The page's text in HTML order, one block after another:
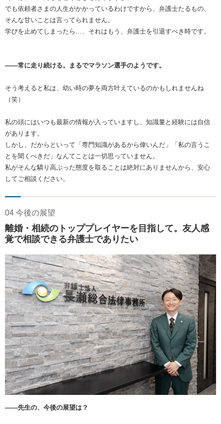
でも依頼者さまの人生がかかっているわけですから、弁護士たるもの、
そんな甘いことは言ってられません。
学びを止めてしまったら…、それはもう、弁護士を引退すべき時です。
――常に走り続ける。まるでマラソン選手のようです。
そう考えると私は、幼い時の夢を両方叶えているのかもしれませんね
（笑）
私の頭にはいつも最新の情報が入っていますし、知識量と経験には自信
があります。
しかし、だからといって「専門知識があるから偉いんだ」「私の言うこ
とを聞くべきだ」なんてことは一切思っていません。
私がそんな驕り高ぶった態度を取ることは絶対にありませんから、安心
してご相談ください。
04 今後の展望
離婚・相続のトッププレイヤーを目指して。友人感
覚で相談できる弁護士でありたい
――先生の、今後の展望は？